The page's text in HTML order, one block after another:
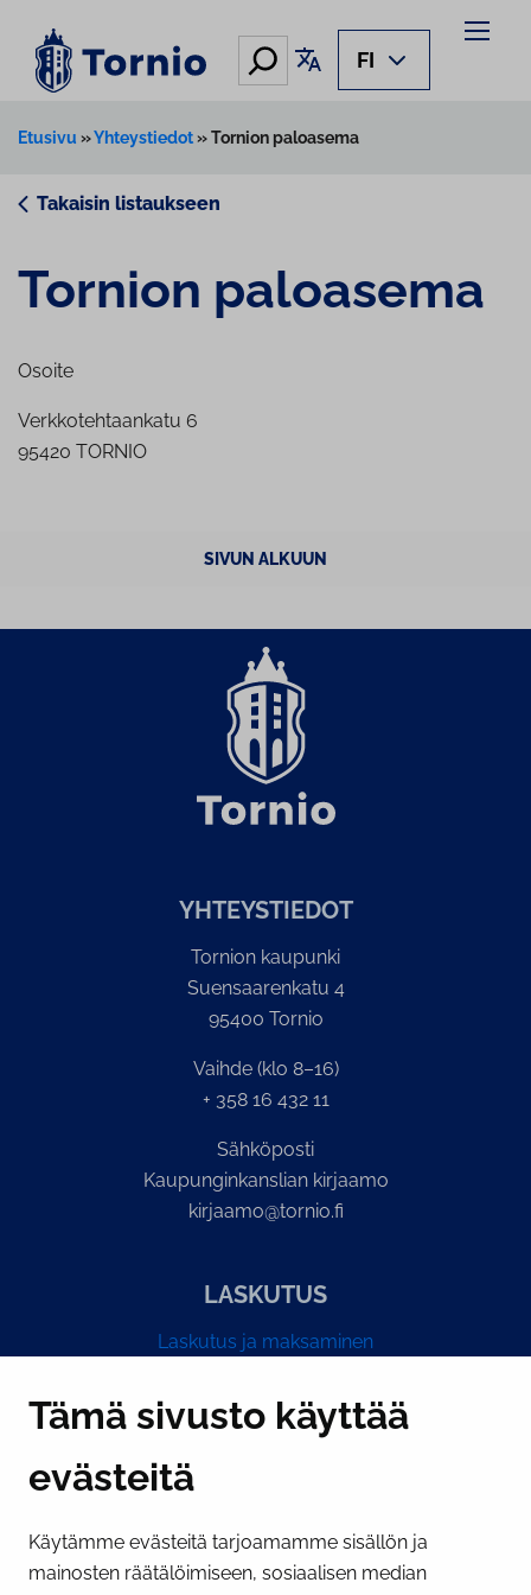
Tämä sivusto käyttää
evästeitä
Käytämme evästeitä tarjoamamme sisällön ja
mainosten räätälöimiseen, sosiaalisen median
sisältöön
Hae Käännä sivu
FI
Etusivu »Yhteystiedot»Tornion paloasema
Takaisin listaukseen
Tornion paloasema
Osoite
Verkkotehtaankatu 6
95420 TORNIO
SIVUN ALKUUN
YH­TEYS­TIE­DOT
Tornion kaupunki
Suensaarenkatu 4
95400 Tornio
Vaihde (klo 8–16)
+ 358 16 432 11
Sähköposti
Kaupunginkanslian kirjaamo
kirjaamo@tornio.fi
LASKUTUS
Laskutus ja maksaminen
PI­KA­LINK­KE­JÄ
Näytä evästeasetukseni